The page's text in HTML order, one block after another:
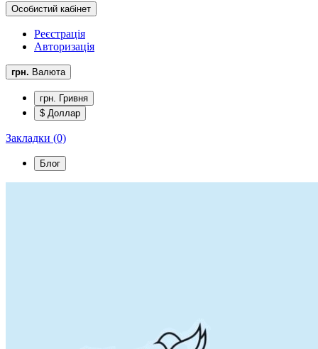
Особистий кабінет
Реєстрація
Авторизація
грн. Валюта
грн. Гривня
$ Доллар
Закладки (0)
Блог